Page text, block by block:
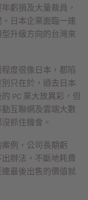
虧損及大量裁員，
日本企業面臨一連
升級方向的台灣來
度很像日本，都陷
只在於，過去日本
PC 業大放異彩，但
互聯網及雲端大數
抓住機會。
例，公司長期虧
辦法，不斷地耗費
最後出售的價值就